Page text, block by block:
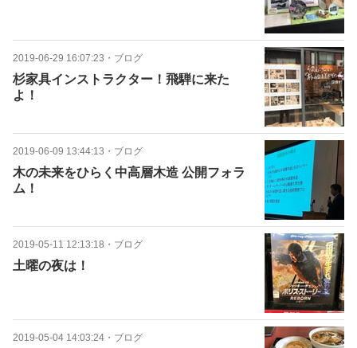
2019-06-29 16:07:23 ・ ブログ
杉家具インストラクター！飛騨に来た
よ！
2019-06-09 13:44:13 ・ ブログ
木の未来をひらく中高層木造 公開フォラ
ム！
2019-05-11 12:13:18 ・ ブログ
土曜の夜は！
2019-05-04 14:03:24 ・ ブログ